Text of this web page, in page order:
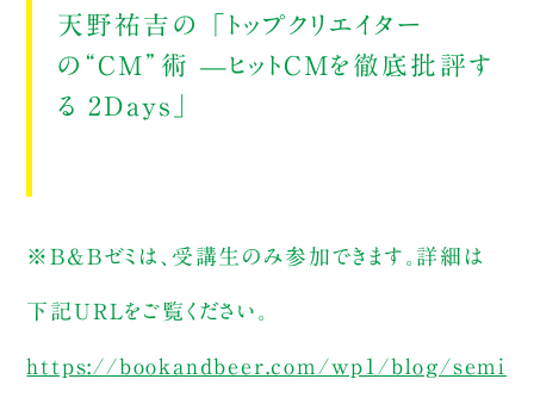
天野祐吉の 「トップクリエイター
の“CM”術 —ヒットCMを徹底批評す
る 2Days」
※B&Bゼミは、受講生のみ参加できます。詳細は
下記URLをご覧ください。
https://bookandbeer.com/wp1/blog/semi